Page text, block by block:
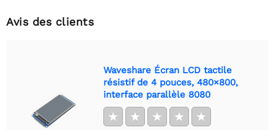
Avis des clients
Waveshare Écran LCD tactile
résistif de 4 pouces, 480×800,
interface parallèle 8080
★ ★ ★ ★ ★